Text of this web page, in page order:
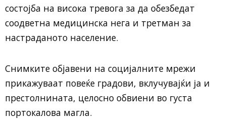
состојба на висока тревога за да обезбедат
соодветна медицинска нега и третман за
настраданото население.
Снимките објавени на социјалните мрежи
прикажуваат повеќе градови, вклучувајќи ја и
престолнината, целосно обвиени во густа
портокалова магла.